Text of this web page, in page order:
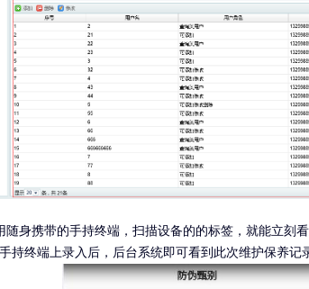
随身携带的手持终端，扫描设备的的标签，就能立刻
持终端上录入后，后台系统即可看到此次维护保养记